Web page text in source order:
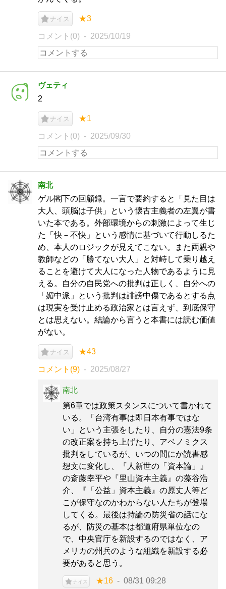
ナイス ★3
コメント(0) 2025/10/19
ヴェティ
2
ナイス ★1
コメント(0) 2025/09/30
南北
ゲル閣下の回顧録。一言で要約すると「見た目は
大人、頭脳は子供」という懐古主義者の左翼が書
いた本である。外部環境からの刺激によって生じ
た「快－不快」という感情に基づいて行動しるた
め、本人のロジックが見えてこない。また両親や
教師などの「勝てない大人」と対峙して乗り越え
ることを避けて大人になった人物であるように見
える。自分の自民党への批判は正しく、自分への
「媚中派」という批判は誹謗中傷であるとする点
は現実を受け止める政治家とは言えず、到底保守
とは思えない。結論から言うと本書には読む価値
がない。
ナイス ★43
コメント(9) 2025/08/27
南北
第6章では政策スタンスについて書かれて
いる。「台湾有事は即日本有事ではな
い」という主張をしたり、自分の憲法9条
の改正案を持ち上げたり、アベノミクス
批判をしているが、いつの間にか読書感
想文に変化し、『人新世の「資本論」』
の斎藤幸平や『里山資本主義』の藻谷浩
介、『「公益」資本主義』の原丈人等ど
こが保守なのかわからない人たちが登場
してくる。最後は持論の防災省の話にな
るが、防災の基本は都道府県単位なの
で、中央官庁を新設するのではなく、ア
メリカの州兵のような組織を新設する必
要があると思う。
ナイス ★16 08/31 09:28